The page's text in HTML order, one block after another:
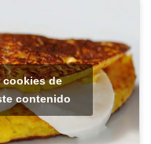
cookies de
contenido